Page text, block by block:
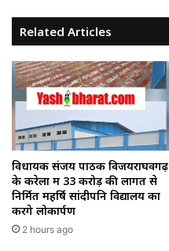
Related Articles
विधायक संजय पाठक विजयराघवगढ़
के करेला में 33 करोड़ की लागत से
निर्मित महर्षि सांदीपनि विद्यालय का
करेंगे लोकार्पण
2 hours ago